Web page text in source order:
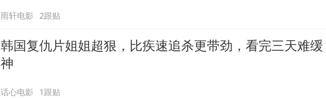
雨轩电影 2跟贴
韩国复仇片姐姐超狠，比疾速追杀更带劲，看完三天难缓
神
话心电影 1跟贴